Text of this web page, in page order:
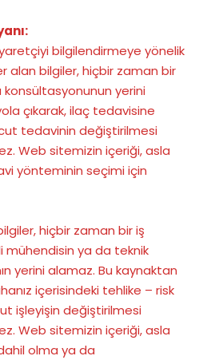
bilgilendirmeye yönelik
alan bilgiler, hiçbir zaman bir
yerini
çıkarak, ilaç tedavisine
tedavinin değiştirilmesi
Web sitemizin içeriği, asla
yönteminin seçimi için
hiçbir zaman bir iş
mühendisin ya da teknik
yerini alamaz. Bu kaynaktan
içerisindeki tehlike – risk
işleyişin değiştirilmesi
Web sitemizin içeriği, asla
olma ya da